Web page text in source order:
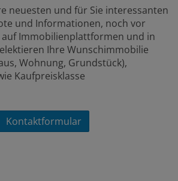
neuesten und für Sie interessanten
und Informationen, noch vor
Immobilienplattformen und in
Ihre Wunschimmobilie
Wohnung, Grundstück),
Kaufpreisklasse
Kontaktformular